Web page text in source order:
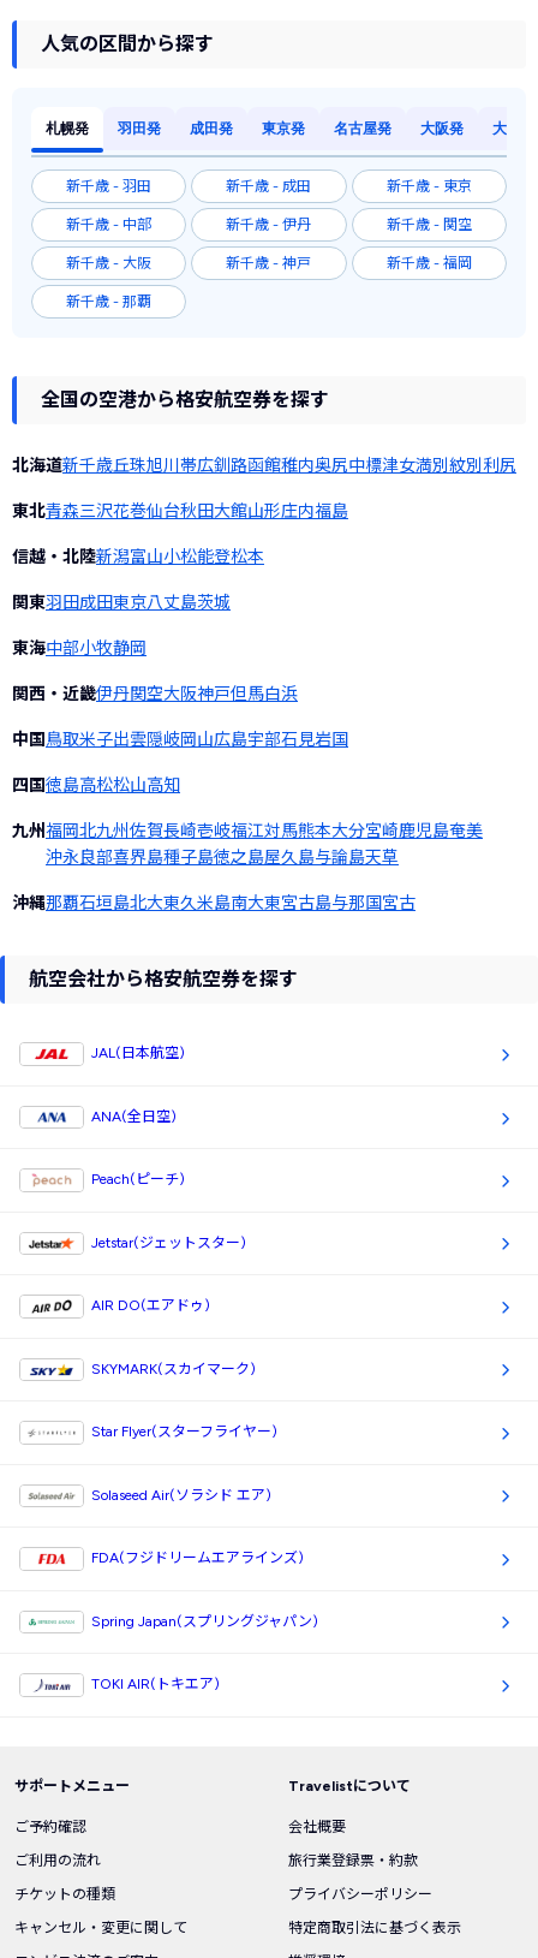
人気の区間から探す
札幌発 羽田発 成田発 東京発 名古屋発 大阪発 大阪発
新千歳 - 羽田 新千歳 - 成田 新千歳 - 東京
新千歳 - 中部 新千歳 - 伊丹 新千歳 - 関空
新千歳 - 大阪 新千歳 - 神戸 新千歳 - 福岡
新千歳 - 那覇
全国の空港から格安航空券を探す
北海道新千歳丘珠旭川 帯広釧路函館稚内奥尻中標津女満別 紋別 利尻
東北青森三沢花巻仙台秋田大館山形庄内福島
信越・北陸新潟富山小松能登松本
関東羽田成田東京八丈島茨城
東海中部小牧静岡
関西・近畿伊丹関空大阪神戸但馬白浜
中国鳥取米子出雲隠岐岡山広島宇部石見岩国
四国徳島高松松山高知
九州福岡北九州佐賀長崎壱岐福江対馬熊本大分宮崎鹿児島奄美
沖永良部喜界島種子島徳之島屋久島与論島天草
沖縄那覇石垣島北大東久米島南大東宮古島与那国宮古
航空会社から格安航空券を探す
JAL(日本航空)
ANA(全日空)
Peach(ピーチ)
Jetstar(ジェットスター)
AIR DO(エアドゥ)
SKYMARK(スカイマーク)
Star Flyer(スターフライヤー)
Solaseed Air(ソラシド エア)
FDA(フジドリームエアラインズ)
Spring Japan(スプリングジャパン)
TOKI AIR(トキエア)
サポートメニュー
ご予約確認
ご利用の流れ
チケットの種類
キャンセル・変更に関して
Travelistについて
会社概要
旅行業登録票・約款
プライバシーポリシー
特定商取引法に基づく表示